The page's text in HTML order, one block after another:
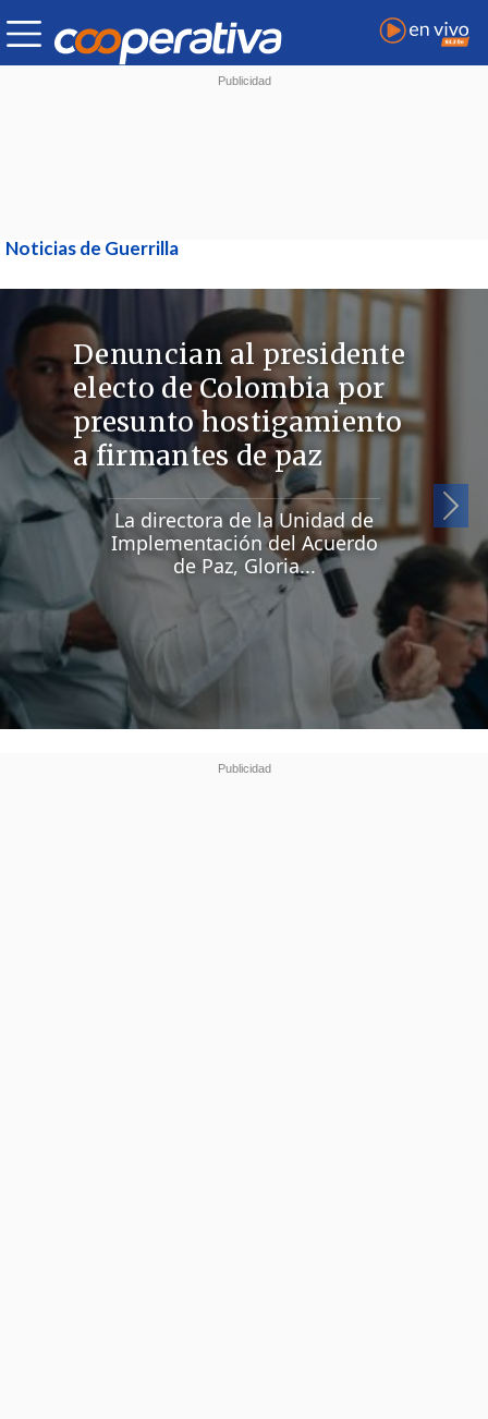
Noticias de Guerrilla
Denuncian al presidente
electo de Colombia por
presunto hostigamiento
a firmantes de paz
La directora de la Unidad de
Implementación del Acuerdo
de Paz, Gloria...